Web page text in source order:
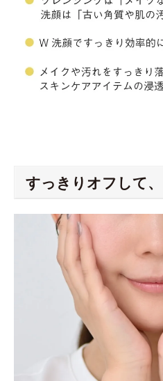
すっきりオフして